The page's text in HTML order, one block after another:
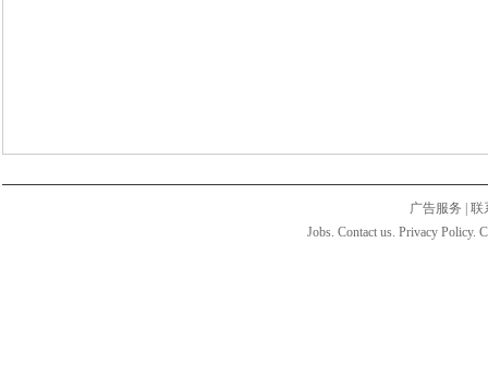
广告服务
联
Jobs. Contact us. Privacy Policy.